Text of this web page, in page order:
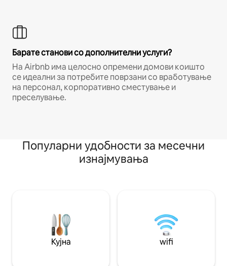
Барате станови со дополнителни услуги?
На Airbnb има целосно опремени домови коишто
се идеални за потребите поврзани со вработување
на персонал, корпоративно сместување и
преселување.
Популарни удобности за месечни
изнајмувања
Кујна wifi